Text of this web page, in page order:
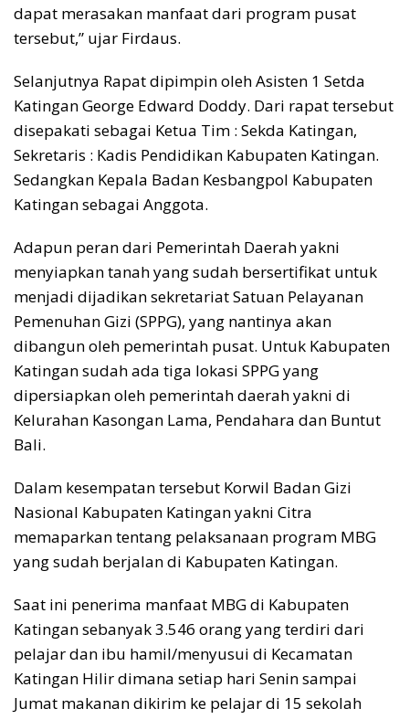
dapat merasakan manfaat dari program pusat
tersebut,” ujar Firdaus.
Selanjutnya Rapat dipimpin oleh Asisten 1 Setda
Katingan George Edward Doddy. Dari rapat tersebut
disepakati sebagai Ketua Tim : Sekda Katingan,
Sekretaris : Kadis Pendidikan Kabupaten Katingan.
Sedangkan Kepala Badan Kesbangpol Kabupaten
Katingan sebagai Anggota.
Adapun peran dari Pemerintah Daerah yakni
menyiapkan tanah yang sudah bersertifikat untuk
menjadi dijadikan sekretariat Satuan Pelayanan
Pemenuhan Gizi (SPPG), yang nantinya akan
dibangun oleh pemerintah pusat. Untuk Kabupaten
Katingan sudah ada tiga lokasi SPPG yang
dipersiapkan oleh pemerintah daerah yakni di
Kelurahan Kasongan Lama, Pendahara dan Buntut
Bali.
Dalam kesempatan tersebut Korwil Badan Gizi
Nasional Kabupaten Katingan yakni Citra
memaparkan tentang pelaksanaan program MBG
yang sudah berjalan di Kabupaten Katingan.
Saat ini penerima manfaat MBG di Kabupaten
Katingan sebanyak 3.546 orang yang terdiri dari
pelajar dan ibu hamil/menyusui di Kecamatan
Katingan Hilir dimana setiap hari Senin sampai
Jumat makanan dikirim ke pelajar di 15 sekolah